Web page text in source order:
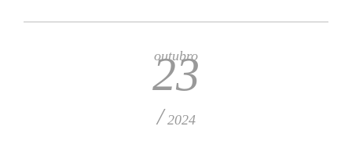
outubro
23
/ 2024